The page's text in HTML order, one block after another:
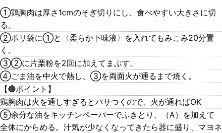
①鶏胸肉は厚さ1cmのそぎ切りにし、食べやすい大きさに切
る。
②ポリ袋に①と〈柔らか下味液〉を入れてもみこみ20分置
く。
③②に片栗粉を2回に加えてまぶす。
④ごま油を中火で熱し、③を両面火が通るまで焼く。
【🔴ポイント】
鶏胸肉は火を通しすぎるとパサつくので、火が通ればOK
⑤余分な油をキッチンペーパーでふきとり、（A）を加えて
全体にからめる。汁気が少なくなってきたら器に盛り、マヨネ